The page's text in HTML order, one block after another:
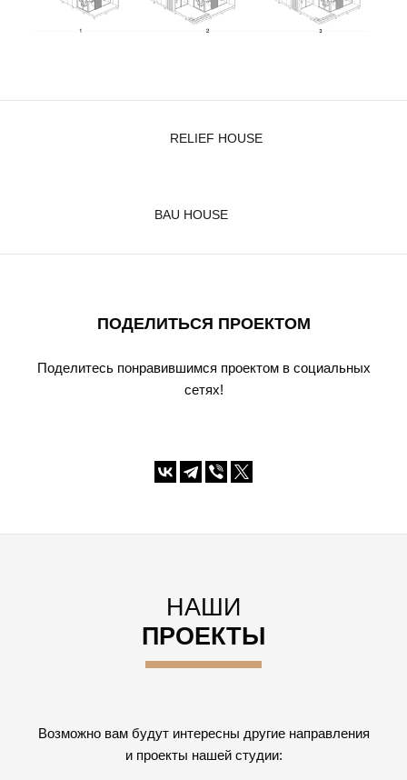
RELIEF HOUSE
BAU HOUSE
ПОДЕЛИТЬСЯ ПРОЕКТОМ
Поделитесь понравившимся проектом в социальных
сетях!
НАШИ
ПРОЕКТЫ
Возможно вам будут интересны другие направления
и проекты нашей студии: